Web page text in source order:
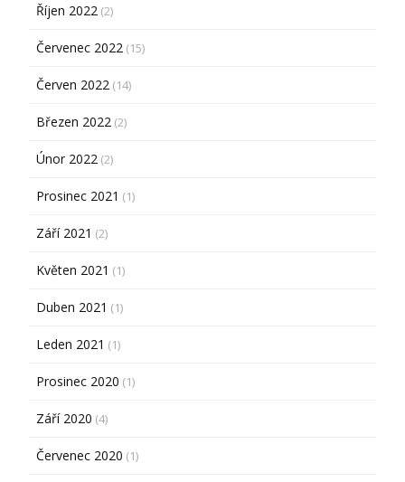
Říjen 2022 (2)
Červenec 2022 (15)
Červen 2022 (14)
Březen 2022 (2)
Únor 2022 (2)
Prosinec 2021 (1)
Září 2021 (2)
Květen 2021 (1)
Duben 2021 (1)
Leden 2021 (1)
Prosinec 2020 (1)
Září 2020 (4)
Červenec 2020 (1)